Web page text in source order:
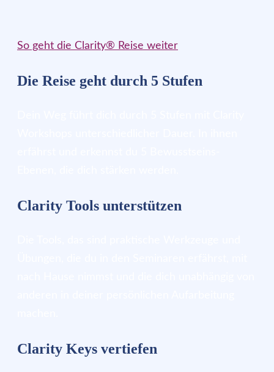
So geht die Clarity® Reise weiter
Die Reise geht durch 5 Stufen
Clarity Tools unterstützen
Clarity Keys vertiefen